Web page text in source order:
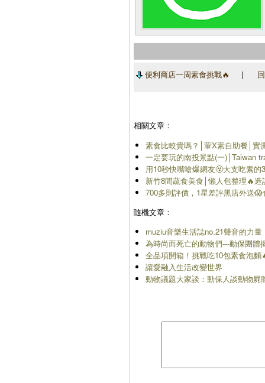
便利商店一周素食挑戰🔥 |
相關文章：
素食比較貴嗎？│葷X素自助餐│實
一定要玩的南投景點(一)│Taiwan
用10秒快嘴嗆爆網友🤬大支吃素
新竹8間蔬食美食│懶人包整理🔥
700多則評價，1星差評黑店外送
隨機文章：
muziu音樂生活誌no.21聲音的力量
為時尚而死亡的動物們---動保團體
全品項開箱！挑戰吃10包素食泡
讓愛融入生活改變世界
動物議題大家談：動保人談動物屍